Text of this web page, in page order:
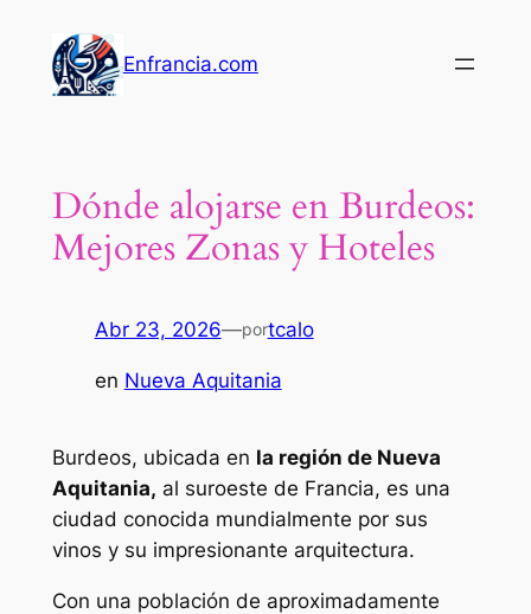
contenido
Enfrancia.com
Dónde alojarse en Burdeos:
Mejores Zonas y Hoteles
Abr 23, 2026—portcalo
en Nueva Aquitania
Burdeos, ubicada en la región de Nueva
Aquitania, al suroeste de Francia, es una
ciudad conocida mundialmente por sus
vinos y su impresionante arquitectura.
Con una población de aproximadamente